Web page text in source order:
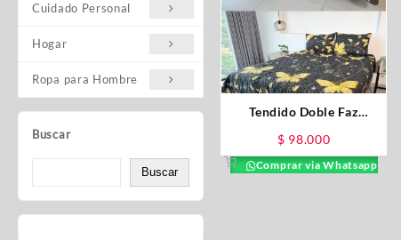
Cuidado Personal
Hogar
Ropa para Hombre
Buscar
Buscar
Tendido Doble Faz
$ 98.000
Comprar via Whatsapp